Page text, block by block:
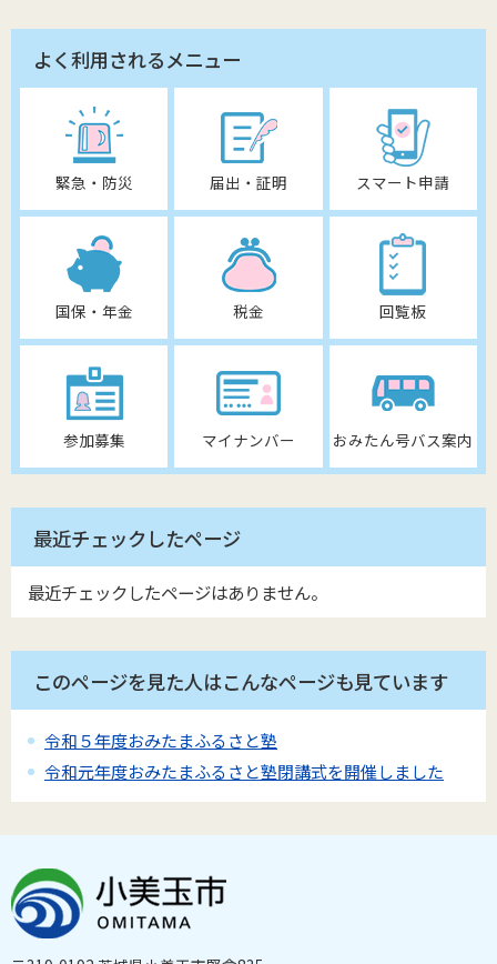
よく利用されるメニュー
緊急・防災 届出・証明 スマート申請
国保・年金 税金 回覧板
参加募集 マイナンバー おみたん号バス案内
最近チェックしたページ
最近チェックしたページはありません。
このページを見た人はこんなページも見ています
令和５年度おみたまふるさと塾
令和元年度おみたまふるさと塾閉講式を開催しました